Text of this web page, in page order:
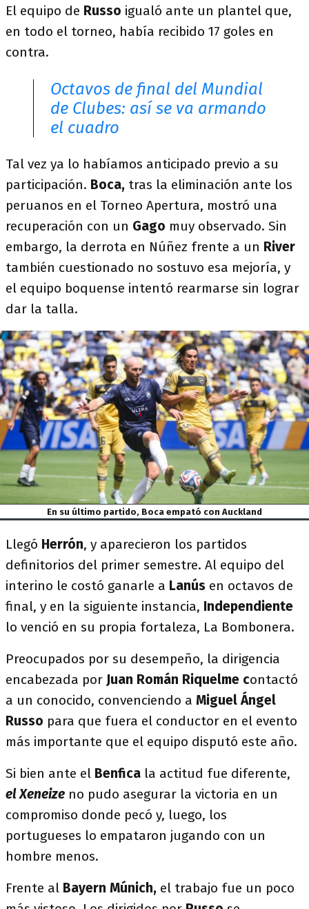
El equipo de Russo igualó ante un plantel que,
en todo el torneo, había recibido 17 goles en
contra.
Octavos de final del Mundial
de Clubes: así se va armando
el cuadro
Tal vez ya lo habíamos anticipado previo a su
participación. Boca, tras la eliminación ante los
peruanos en el Torneo Apertura, mostró una
recuperación con un Gago muy observado. Sin
embargo, la derrota en Núñez frente a un River
también cuestionado no sostuvo esa mejoría, y
el equipo boquense intentó rearmarse sin lograr
dar la talla.
En su último partido, Boca empató con Auckland
Llegó Herrón, y aparecieron los partidos
definitorios del primer semestre. Al equipo del
interino le costó ganarle a Lanús en octavos de
final, y en la siguiente instancia, Independiente
lo venció en su propia fortaleza, La Bombonera.
Preocupados por su desempeño, la dirigencia
encabezada por Juan Román Riquelme contactó
a un conocido, convenciendo a Miguel Ángel
Russo para que fuera el conductor en el evento
más importante que el equipo disputó este año.
Si bien ante el Benfica la actitud fue diferente,
el Xeneize no pudo asegurar la victoria en un
compromiso donde pecó y, luego, los
portugueses lo empataron jugando con un
hombre menos.
Frente al Bayern Múnich, el trabajo fue un poco